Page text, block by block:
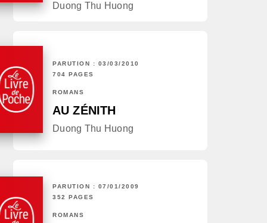
Duong Thu Huong
PARUTION : 03/03/2010
704 PAGES
ROMANS
AU ZÉNITH
Duong Thu Huong
PARUTION : 07/01/2009
352 PAGES
ROMANS